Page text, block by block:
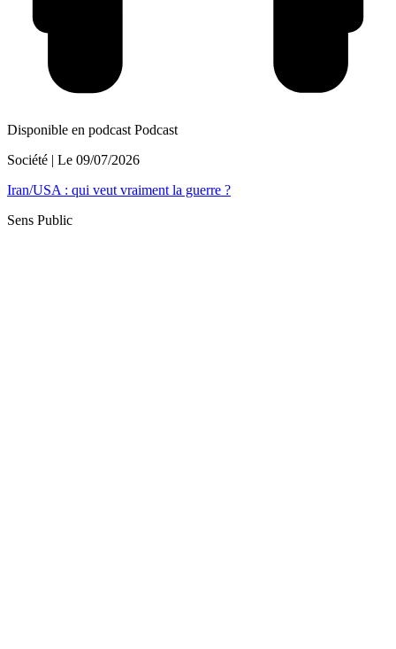
Disponible en podcast Podcast
Société | Le 09/07/2026
Iran/USA : qui veut vraiment la guerre ?
Sens Public